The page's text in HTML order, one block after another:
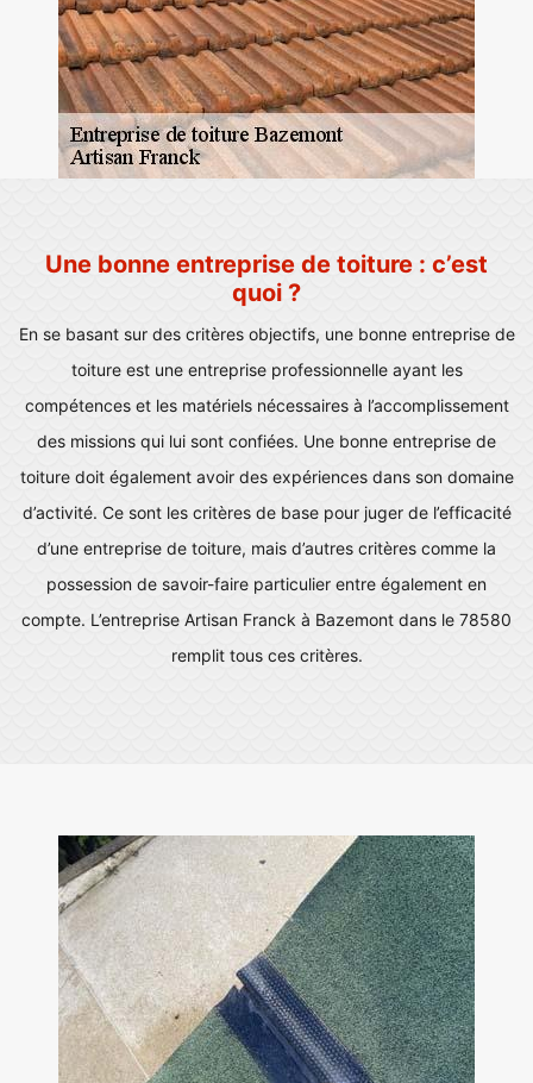
Une bonne entreprise de toiture : c’est
quoi ?
En se basant sur des critères objectifs, une bonne entreprise de
toiture est une entreprise professionnelle ayant les
compétences et les matériels nécessaires à l’accomplissement
des missions qui lui sont confiées. Une bonne entreprise de
toiture doit également avoir des expériences dans son domaine
d’activité. Ce sont les critères de base pour juger de l’efficacité
d’une entreprise de toiture, mais d’autres critères comme la
possession de savoir-faire particulier entre également en
compte. L’entreprise Artisan Franck à Bazemont dans le 78580
remplit tous ces critères.